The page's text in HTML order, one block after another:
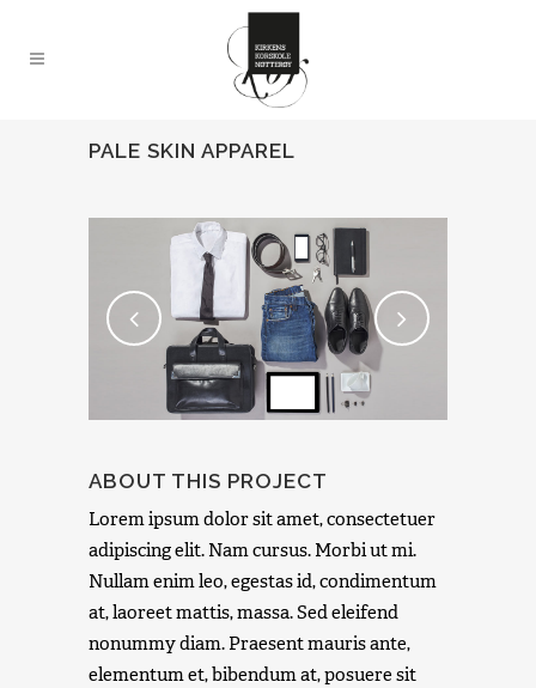
PALE SKIN APPAREL
ABOUT THIS PROJECT
Lorem ipsum dolor sit amet, consectetuer
adipiscing elit. Nam cursus. Morbi ut mi.
Nullam enim leo, egestas id, condimentum
at, laoreet mattis, massa. Sed eleifend
nonummy diam. Praesent mauris ante,
elementum et, bibendum at, posuere sit